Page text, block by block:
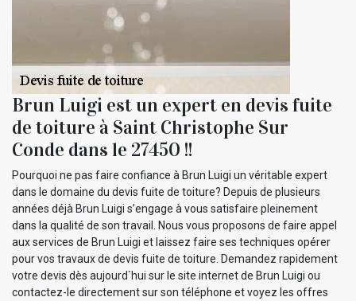
Brun Luigi est un expert en devis fuite
de toiture à Saint Christophe Sur
Conde dans le 27450 !!
Pourquoi ne pas faire confiance à Brun Luigi un véritable expert
dans le domaine du devis fuite de toiture? Depuis de plusieurs
années déjà Brun Luigi s’engage à vous satisfaire pleinement
dans la qualité de son travail. Nous vous proposons de faire appel
aux services de Brun Luigi et laissez faire ses techniques opérer
pour vos travaux de devis fuite de toiture. Demandez rapidement
votre devis dès aujourd`hui sur le site internet de Brun Luigi ou
contactez-le directement sur son téléphone et voyez les offres